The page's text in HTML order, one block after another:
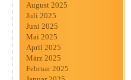
August 2025
Juli 2025
Juni 2025
Mai 2025
April 2025
März 2025
Februar 2025